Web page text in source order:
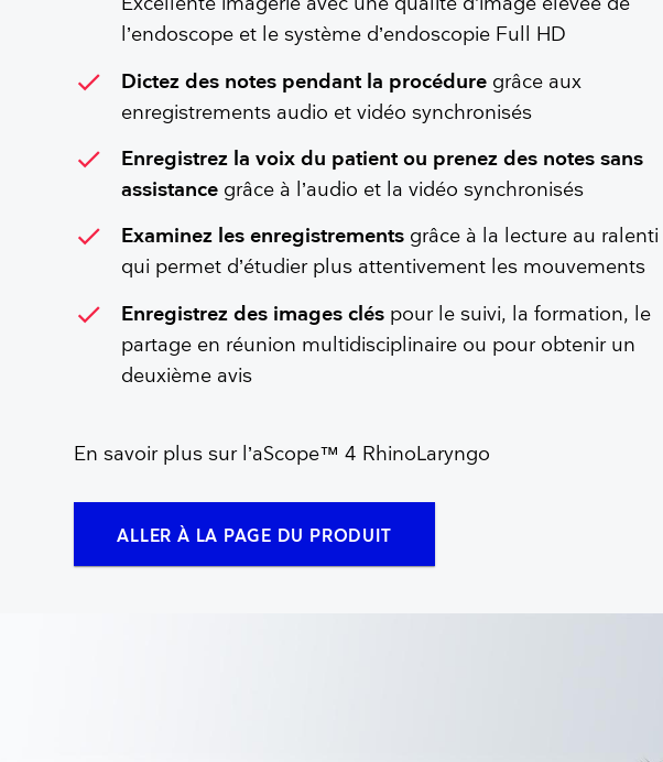
l’endoscope et le système d’endoscopie Full HD
check Dictez des notes pendant la procédure grâce aux
enregistrements audio et vidéo synchronisés
check
Enregistrez la voix du patient ou prenez des notes sans
assistance grâce à l’audio et la vidéo synchronisés
check Examinez les enregistrements grâce à la lecture au ralenti
qui permet d’étudier plus attentivement les mouvements
check Enregistrez des images clés pour le suivi, la formation, le
partage en réunion multidisciplinaire ou pour obtenir un
deuxième avis
En savoir plus sur l’aScope™ 4 RhinoLaryngo
ALLER À LA PAGE DU PRODUIT